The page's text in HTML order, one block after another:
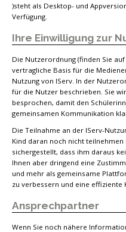
)steht als Desktop- und
Verfügung.
Ihre Einwilligung zur
Die Nutzerordnung (finden Sie
vertragliche Basis für die
Nutzung von IServ. In der
für die Nutzer beschrieben. Sie
besprochen, damit den
gemeinsamen Kommunikation
Die Teilnahme an der IServ-
Kind daran noch nicht
sichergestellt, dass ihm daraus
Ihnen aber dringend eine
und mehr als gemeinsame
zu verbessern und eine
Ansprechpartner
Wenn Sie noch nähere